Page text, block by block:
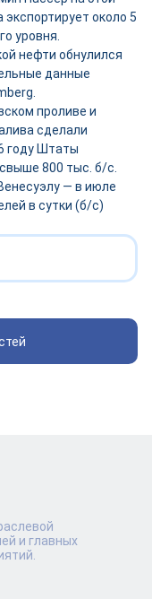
около 5
уровня.
нефти обнулился
данные
проливе и
сделали
году Штаты
800 тыс. б/с.
— в июле
в сутки (б/с)
и главных